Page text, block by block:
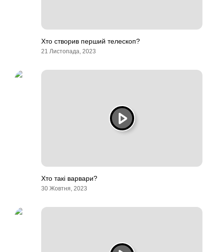
Хто створив перший телескоп?
21 Листопада, 2023
Хто такі варвари?
30 Жовтня, 2023